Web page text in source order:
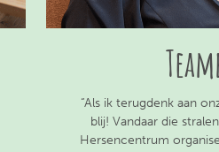
“Als ik terugdenk aan
blij! Vandaar die
Hersencentrum